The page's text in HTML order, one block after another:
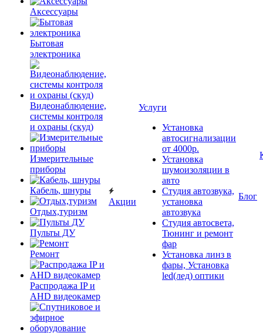
Аксессуары
Бытовая
электроника
Видеонаблюдение,
системы контроля
и охраны (скуд)
Измерительные
приборы
Кабель, шнуры
Отдых,туризм
Пульты ДУ
Ремонт
Распродажа IP и
AHD видеокамер
Акции
Услуги
Установка
автосигнализации
от 4000р.
Установка
шумоизоляции в
авто
Студия автозвука,
установка
автозвука
Студия автосвета,
Тюнинг и ремонт
фар
Установка линз в
фары, Установка
led(лед) оптики
Блог